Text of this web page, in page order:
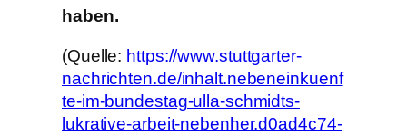
haben.
(Quelle: https://www.stuttgarter-
nachrichten.de/inhalt.nebeneinkuenf
te-im-bundestag-ulla-schmidts-
lukrative-arbeit-nebenher.d0ad4c74-